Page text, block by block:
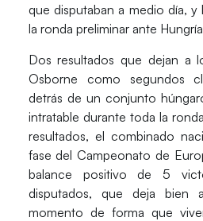
que disputaban a medio día,
la ronda preliminar ante
Dos resultados que dejan a
Osborne como segundos
detrás de un conjunto
intratable durante toda la
resultados, el combinado
fase delCampeonato de
balance positivo de 5
disputados, que deja bien
momento de forma que